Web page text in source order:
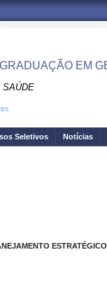
EM
SAÚDE
Seletivos Notícias